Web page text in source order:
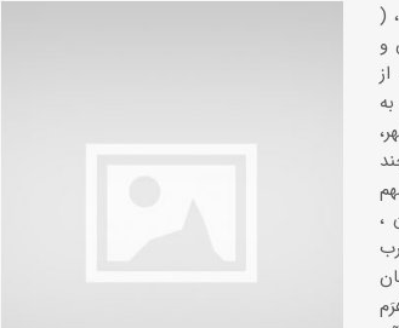
) استان بوشهر ، در جنوب ایران ، در ساحل شمالی خلیج فارس ،
و
،